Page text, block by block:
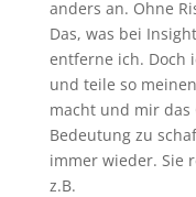
anders an. Ohne
Das, was bei
entferne ich. Doch
und teile so
macht und mir das
Bedeutung zu
immer wieder. Sie
z.B.